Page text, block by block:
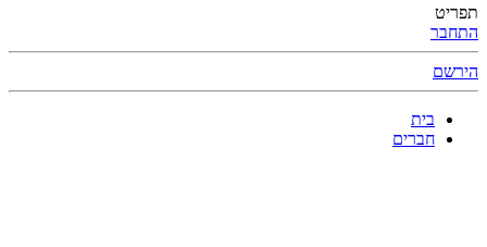
תפריט
התחבר
הירשם
בית
חברים